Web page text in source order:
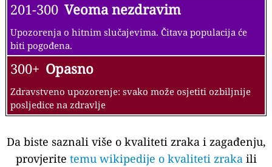
201-300 Veoma nezdravim
Upozorenja o hitnim slučajevima. Čitava populacija će
biti pogođena.
300+ Opasno
Zdravstveno upozorenje: svako može osjetiti ozbiljnije
posljedice na zdravlje
Da biste saznali više o kvaliteti zraka i zagađenju,
provjerite temu wikipedije o kvaliteti zrakaili